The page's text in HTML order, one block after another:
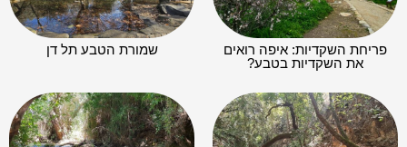
פריחת השקדיות: איפה רואים
את השקדיות בטבע?
שמורת הטבע תל דן